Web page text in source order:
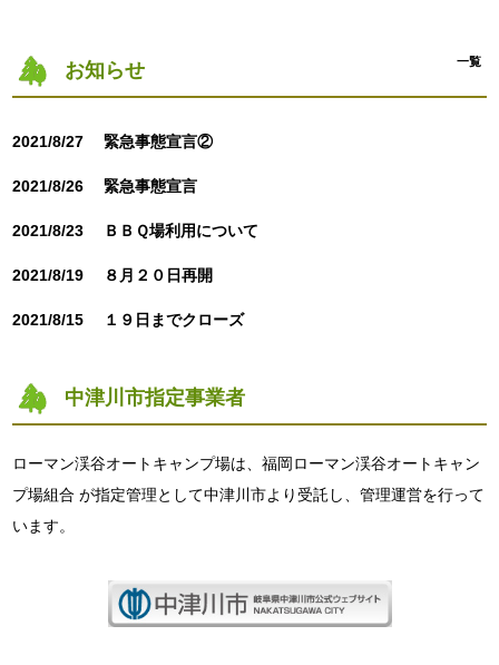
お知らせ 一覧
2021/8/27 緊急事態宣言②
2021/8/26 緊急事態宣言
2021/8/23 ＢＢＱ場利用について
2021/8/19 ８月２０日再開
2021/8/15 １９日までクローズ
中津川市指定事業者
ローマン渓谷オートキャンプ場は、福岡ローマン渓谷オートキャン
プ場組合 が指定管理として中津川市より受託し、管理運営を行って
います。